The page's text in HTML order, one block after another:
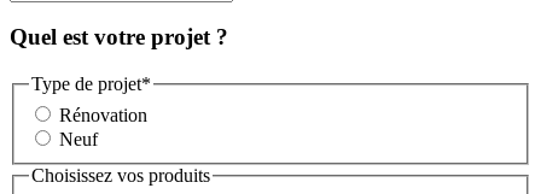
Quel est votre projet ?
Type de projet*
Rénovation
Neuf
Choisissez vos produits